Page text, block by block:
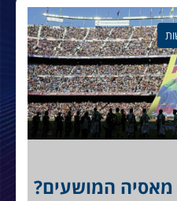
המושעים?